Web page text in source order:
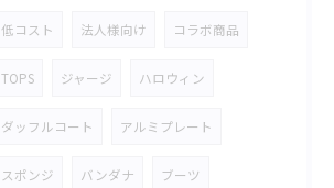
低コスト 法人様向け コラボ商品
TOPS ジャージ ハロウィン
ダッフルコート アルミプレート
スポンジ バンダナ ブーツ